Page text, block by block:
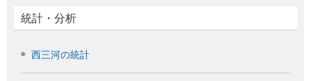
統計・分析
西三河の統計